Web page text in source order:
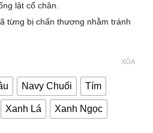
lật cổ chân.
từng bị chấn thương nhằm tránh
Navy Chuối Tím
Xanh Lá Xanh Ngọc
XÓA